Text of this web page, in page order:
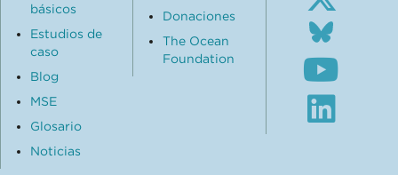
básicos
Estudios de
caso
Blog
MSE
Glosario
Noticias
Donaciones
The Ocean
Foundation
us
on
to
our
Visit
our